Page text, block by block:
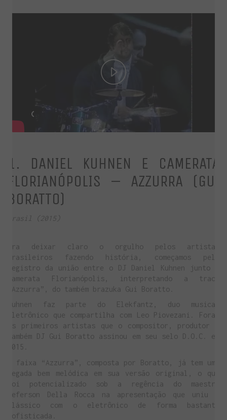
Play
Video
1. DANIEL KUHNEN E CAMERATA
FLORIANÓPOLIS – AZZURRA (GUI
BORATTO)
Brasil (2015)
Pra deixar claro o orgulho pelos artistas
brasileiros fazendo história, começamos pelo
registro da união entre o DJ Daniel Kuhnen junto à
Camerata Florianópolis, interpretando a track
“Azzurra”, do também brazuka Gui Boratto.
Kuhnen faz parte do Elekfantz, duo musical
eletrônico que compartilha com Leo Piovezani. Foram
os primeiros artistas que o compositor, produtor e
também DJ Gui Boratto assinou em seu selo D.O.C. em
2015.
A faixa “Azzurra”, composta por Boratto, já tem uma
pegada bem melódica em sua versão original, o que
foi potencializado sob a regência do maestro
Jeferson Della Rocca na apresentação que uniu o
clássico com o eletrônico de forma bastante
sofisticada.